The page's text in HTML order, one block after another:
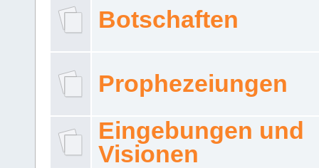
Botschaften
Prophezeiungen
Eingebungen und
Visionen